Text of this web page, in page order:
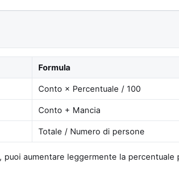
Formula
Conto × Percentuale / 100
Conto + Mancia
Totale / Numero di persone
puoi aumentare leggermente la percentuale